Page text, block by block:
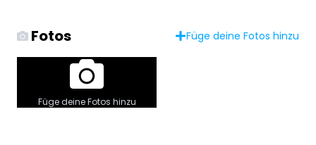
Fotos Füge deine Fotos hinzu
Füge deine Fotos hinzu